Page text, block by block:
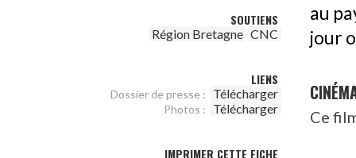
SOUTIENS
Région Bretagne CNC
LIENS
Dossier de presse : Télécharger
Photos : Télécharger
IMPRIMER CETTE FICHE
au
jour
Ce